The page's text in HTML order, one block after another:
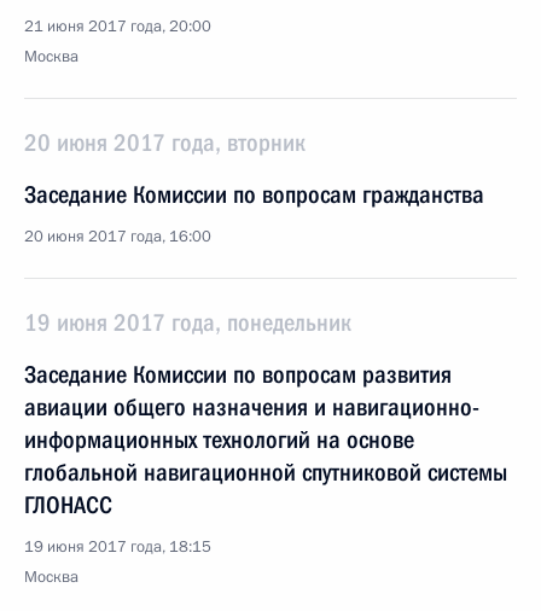
21 июня 2017 года, 20:00
Москва
20 июня 2017 года, вторник
Заседание Комиссии по вопросам гражданства
20 июня 2017 года, 16:00
19 июня 2017 года, понедельник
Заседание Комиссии по вопросам развития
авиации общего назначения и навигационно-
информационных технологий на основе
глобальной навигационной спутниковой системы
ГЛОНАСС
19 июня 2017 года, 18:15
Москва